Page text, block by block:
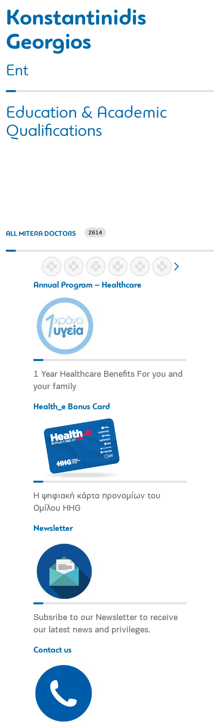
Konstantinidis
Georgios
Εnt
Education & Academic
Qualifications
ALL MITERA DOCTORS 2614
Annual Program – Healthcare
1 Year Healthcare Benefits For you and
your family
Health_e Bonus Card
Η ψηφιακή κάρτα προνομίων του
Ομίλου HHG
Newsletter
Subsribe to our Newsletter to receive
our latest news and privileges.
Contact us